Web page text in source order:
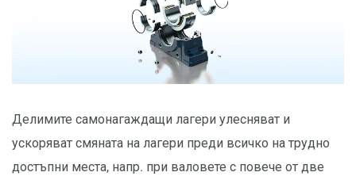
Делимите самонагаждащи лагери улесняват и
ускоряват смяната на лагери преди всичко на трудно
достъпни места, напр. при валовете с повече от две